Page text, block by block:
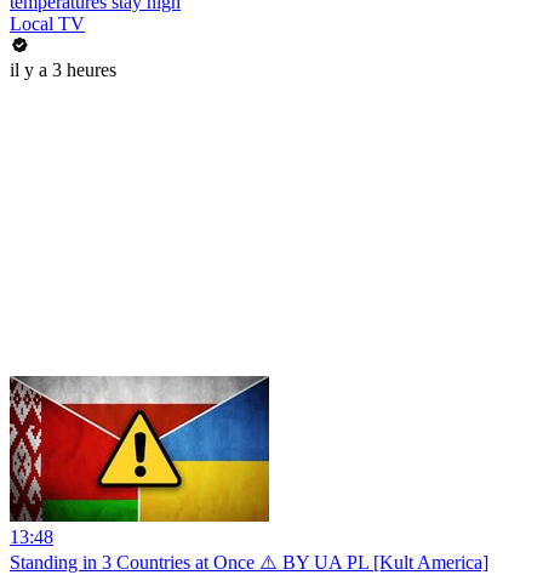
Local TV
il y a 3 heures
13:48
Standing in 3 Countries at Once ⚠️ BY UA PL [Kult America]